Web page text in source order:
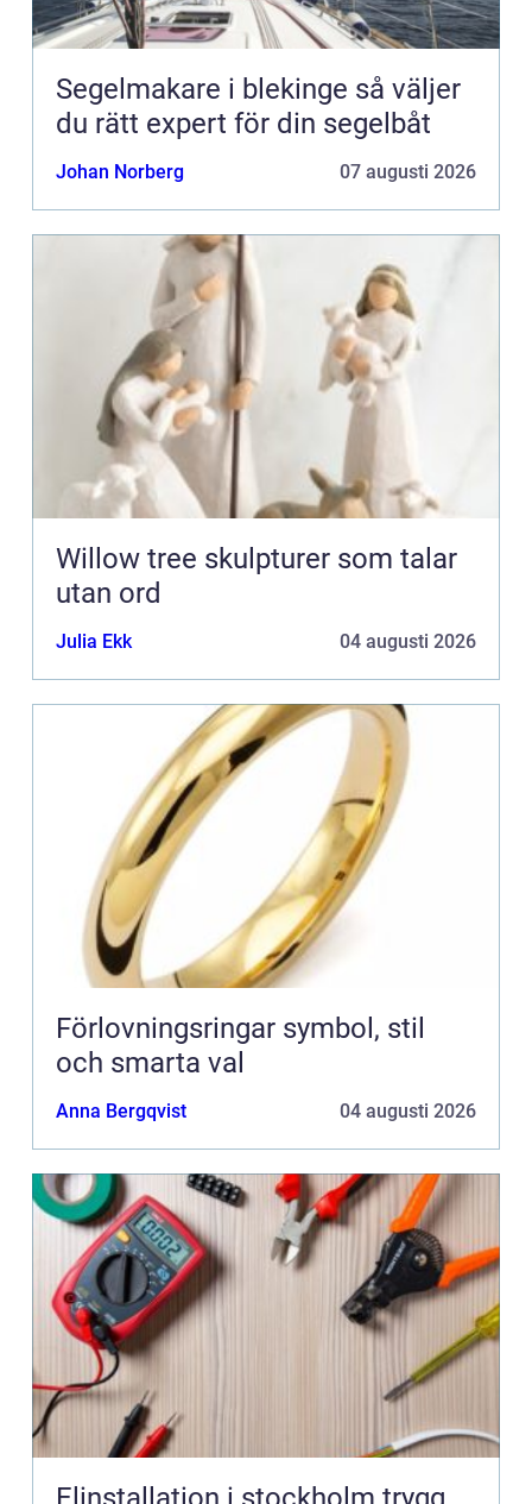
Segelmakare i blekinge så väljer
du rätt expert för din segelbåt
Johan Norberg 07 augusti 2026
Willow tree skulpturer som talar
utan ord
Julia Ekk 04 augusti 2026
Förlovningsringar symbol, stil
och smarta val
Anna Bergqvist 04 augusti 2026